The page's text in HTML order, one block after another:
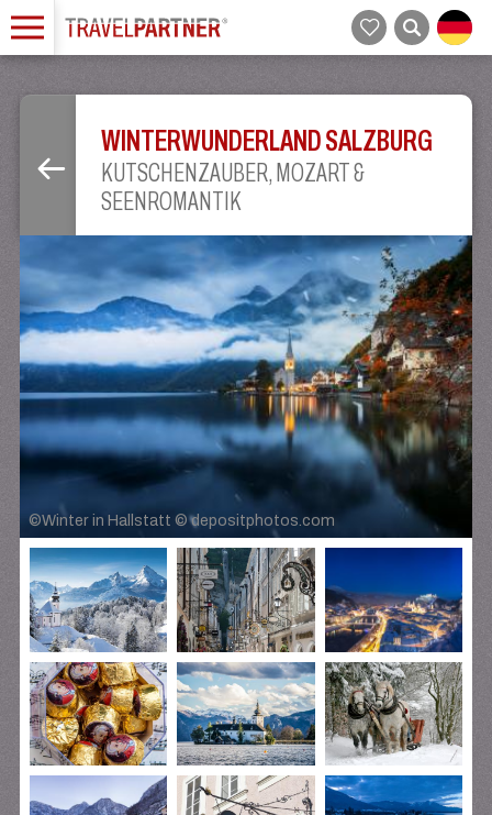
WINTERWUNDERLAND SALZBURG
KUTSCHENZAUBER, MOZART &
SEENROMANTIK
©Winter in Hallstatt © depositphotos.com